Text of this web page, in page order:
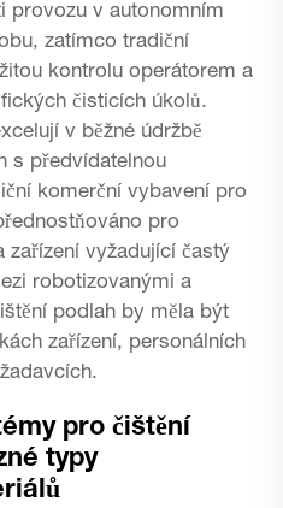
provozu v autonomním
zatímco tradiční
kontrolu operátorem a
čisticích úkolů.
v běžné údržbě
s předvídatelnou
komerční vybavení pro
pro
zařízení vyžadující častý
robotizovanými a
podlah by měla být
zařízení, personálních
pro čištění
typy